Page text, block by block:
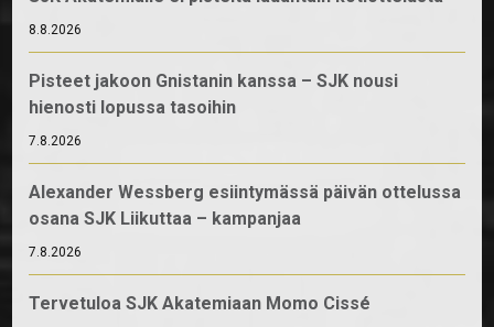
8.8.2026
Pisteet jakoon Gnistanin kanssa – SJK nousi
hienosti lopussa tasoihin
7.8.2026
Alexander Wessberg esiintymässä päivän ottelussa
osana SJK Liikuttaa – kampanjaa
7.8.2026
Tervetuloa SJK Akatemiaan Momo Cissé